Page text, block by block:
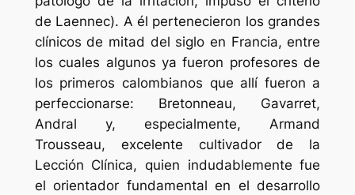
de Laennec). A él pertenecieron los grandes
clínicos de mitad del siglo en Francia, entre
los cuales algunos ya fueron profesores de
los primeros calombianos que allí fueron a
perfeccionarse: Bretonneau, Gavarret,
Andral y, especialmente, Armand
Trousseau, excelente cultivador de la
Lección Clínica, quien indudablemente fue
el orientador fundamental en el desarrollo